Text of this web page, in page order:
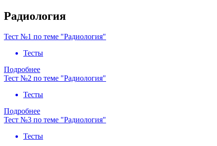
Радиология
Тест №1 по теме "Радиология"
Тесты
Подробнее
Тест №2 по теме "Радиология"
Тесты
Подробнее
Тест №3 по теме "Радиология"
Тесты